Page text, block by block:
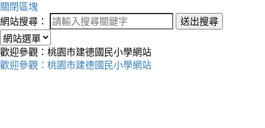
關閉區塊
網站搜尋：
送出搜尋
歡迎參觀：桃園市建德國民小學網站
歡迎參觀：桃園市建德國民小學網站